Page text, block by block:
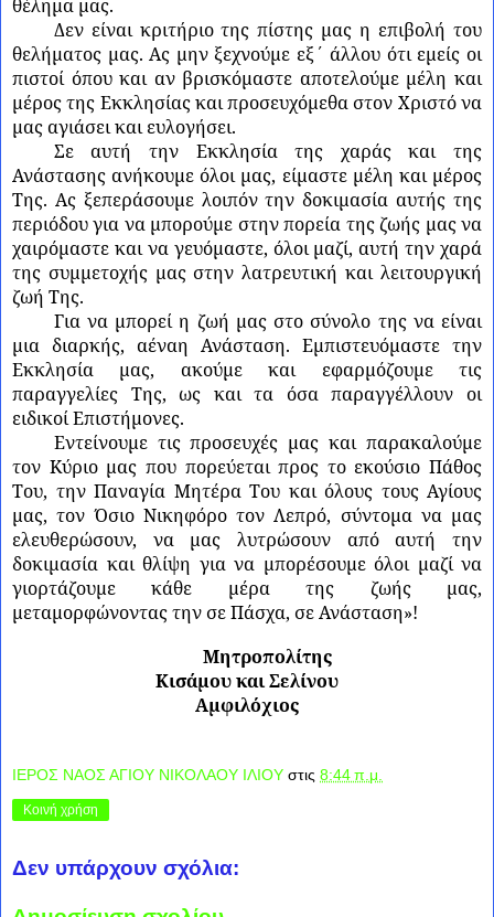
θέλημα μας.
Δεν είναι κριτήριο της πίστης μας η επιβολή του
θελήματος μας. Ας μην ξεχνούμε εξ΄ άλλου ότι εμείς οι
πιστοί όπου και αν βρισκόμαστε αποτελούμε μέλη και
μέρος της Εκκλησίας και προσευχόμεθα στον Χριστό να
μας αγιάσει και ευλογήσει.
Σε αυτή την Εκκλησία της χαράς και της
Ανάστασης ανήκουμε όλοι μας, είμαστε μέλη και μέρος
Της. Ας ξεπεράσουμε λοιπόν την δοκιμασία αυτής της
περιόδου για να μπορούμε στην πορεία της ζωής μας να
χαιρόμαστε και να γευόμαστε, όλοι μαζί, αυτή την χαρά
της συμμετοχής μας στην λατρευτική και λειτουργική
ζωή Της.
Για να μπορεί η ζωή μας στο σύνολο της να είναι
μια διαρκής, αέναη Ανάσταση. Εμπιστευόμαστε την
Εκκλησία μας, ακούμε και εφαρμόζουμε τις
παραγγελίες Της, ως και τα όσα παραγγέλλουν οι
ειδικοί Επιστήμονες.
Εντείνουμε τις προσευχές μας και παρακαλούμε
τον Κύριο μας που πορεύεται προς το εκούσιο Πάθος
Του, την Παναγία Μητέρα Του και όλους τους Αγίους
μας, τον Όσιο Νικηφόρο τον Λεπρό, σύντομα να μας
ελευθερώσουν, να μας λυτρώσουν από αυτή την
δοκιμασία και θλίψη για να μπορέσουμε όλοι μαζί να
γιορτάζουμε κάθε μέρα της ζωής μας,
μεταμορφώνοντας την σε Πάσχα, σε Ανάσταση»!
Μητροπολίτης
Κισάμου και Σελίνου
Αμφιλόχιος
ΙΕΡΟΣ ΝΑΟΣ ΑΓΙΟΥ ΝΙΚΟΛΑΟΥ ΙΛΙΟΥ στις 8:44 π.μ.
Κοινή χρήση
Δεν υπάρχουν σχόλια: